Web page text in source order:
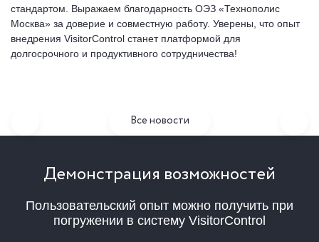
стандартом. Выражаем благодарность ОЭЗ «Технополис
Москва» за доверие и совместную работу. Уверены, что опыт
внедрения VisitorControl станет платформой для
долгосрочного и продуктивного сотрудничества!
Все новости
Демонстрация возможностей
Пользовательский опыт можно получить при
погружении в систему VisitorControl